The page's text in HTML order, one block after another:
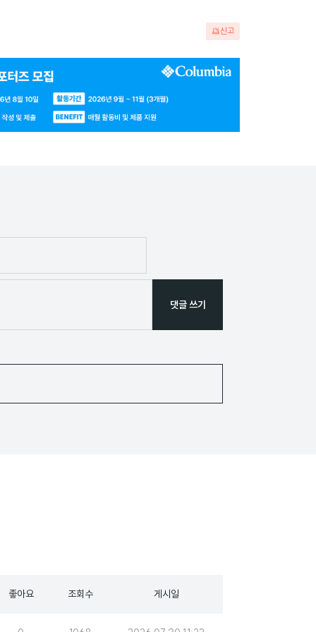
신고
댓글 쓰기
좋아요 조회수 게시일